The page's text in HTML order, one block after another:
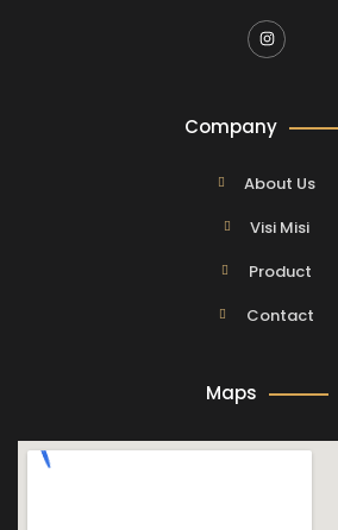
Company
About Us
Visi Misi
Product
Contact
Maps